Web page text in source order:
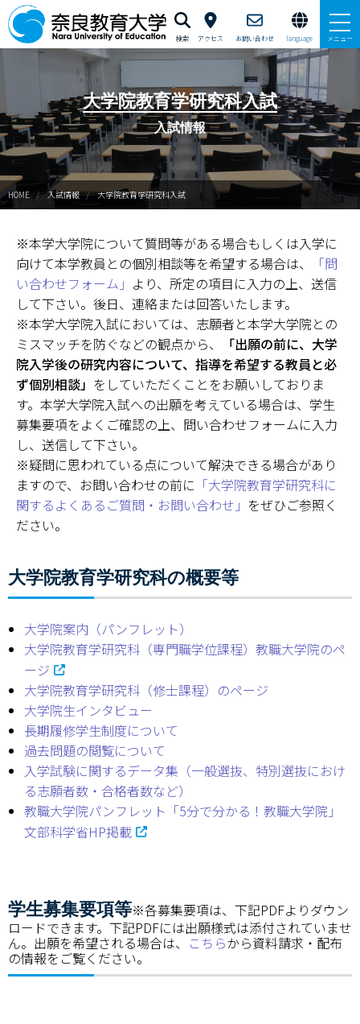
検索 アクセス お問い合わせ language メニュー
本学で学びたい方へ
在学生の方へ
卒業生・修了生の方、現職教員の方へ
自治体・企業の方へ
一般・地域の方へ
教職員の方へ
大学紹介
入試情報
学部・大学院
進路・就職
教育・学生生活
国際交流・留学
奈良国立大学機構
図書館
ESD・SDGsセンター
情報センター
自然環境教育センター
理数教育研究センター
こどもの学びと育ちセンター(C-CHILD)
保健センター
大学院教育学研究科入試
入試情報
HOME 入試情報 大学院教育学研究科入試
※本学大学院について質問等がある場合もしくは入学に
向けて本学教員との個別相談等を希望する場合は、
「問
い合わせフォーム」 より、所定の項目に入力の上、送信
して下さい。後日、連絡または回答いたします。
※本学大学院入試においては、志願者と本学大学院との
ミスマッチを防ぐなどの観点から、
「出願の前に、大学
院入学後の研究内容について、指導を希望する教員と必
ず個別相談」 をしていただくことをお願いしておりま
す。本学大学院入試への出願を考えている場合は、学生
募集要項をよくご確認の上、問い合わせフォームに入力
し、送信して下さい。
※疑問に思われている点について解決できる場合があり
ますので、お問い合わせの前に 「大学院教育学研究科に
関するよくあるご質問・お問い合わせ」 をぜひご参照く
ださい。
大学院教育学研究科の概要等
大学院案内（パンフレット）
大学院教育学研究科（専門職学位課程）教職大学院のペ
ージ
大学院教育学研究科（修士課程）のページ
大学院生インタビュー
長期履修学生制度について
過去問題の閲覧について
入学試験に関するデータ集（一般選抜、特別選抜におけ
る志願者数・合格者数など）
教職大学院パンフレット「5分で分かる！教職大学院」
文部科学省HP掲載
学生募集要項等※各募集要項は、下記PDFよりダウン
ロードできます。下記PDFには出願様式は添付されていませ
ん。出願を希望される場合は、 こちらから資料請求・配布
の情報をご覧ください。